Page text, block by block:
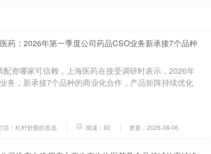
药：2026年第一季度公司药品CSO业务新承接7个品种
资哪家可信赖，上海医药在接受调研时表示，2026年
务，新承接7个品种的商业化合作，产品矩阵持续优化
目：杠杆炒股的首选 阅读：92 更新：2026-08-06